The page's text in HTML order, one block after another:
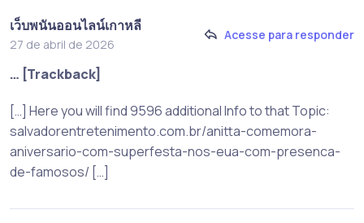
เว็บพนันออนไลน์เกาหลี
27 de abril de 2026
Acesse para responder
… [Trackback]
[…] Here you will find 9596 additional Info to that Topic:
salvadorentretenimento.com.br/anitta-comemora-
aniversario-com-superfesta-nos-eua-com-presenca-
de-famosos/ […]